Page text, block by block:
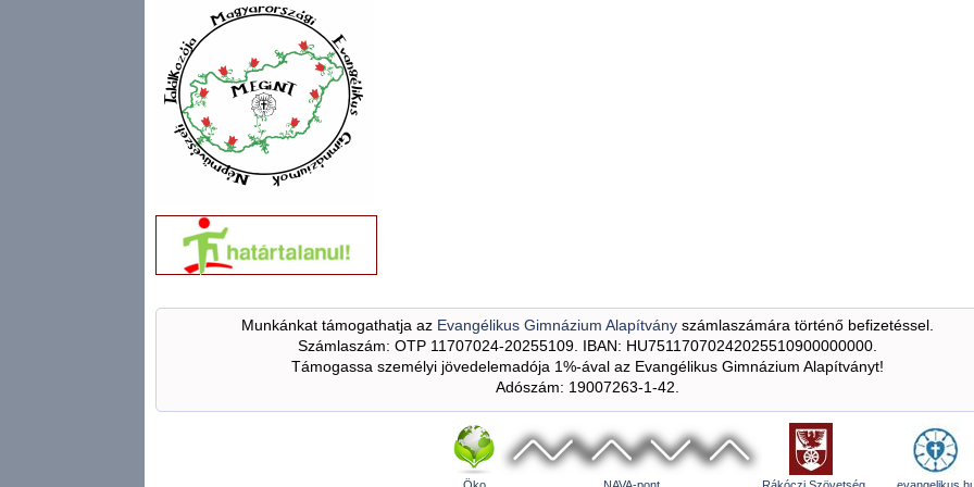
Munkánkat támogathatja az Evangélikus Gimnázium Alapítványszámlaszámára történő befizetéssel.
Számlaszám: OTP 11707024-20255109. IBAN: HU75117070242025510900000000.
Támogassa személyi jövedelemadója 1%-ával az Evangélikus Gimnázium Alapítványt!
Adószám: 19007263-1-42.